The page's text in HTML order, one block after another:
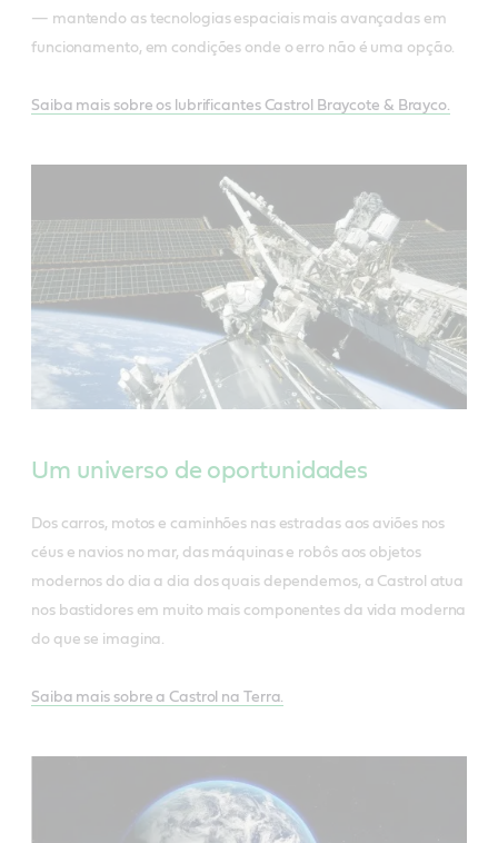
— mantendo as tecnologias espaciais mais avançadas em
funcionamento, em condições onde o erro não é uma opção.
Saiba mais sobre os lubrificantes Castrol Braycote & Brayco.
Um universo de oportunidades
Dos carros, motos e caminhões nas estradas aos aviões nos
céus e navios no mar, das máquinas e robôs aos objetos
modernos do dia a dia dos quais dependemos, a Castrol atua
nos bastidores em muito mais componentes da vida moderna
do que se imagina.
Saiba mais sobre a Castrol na Terra.